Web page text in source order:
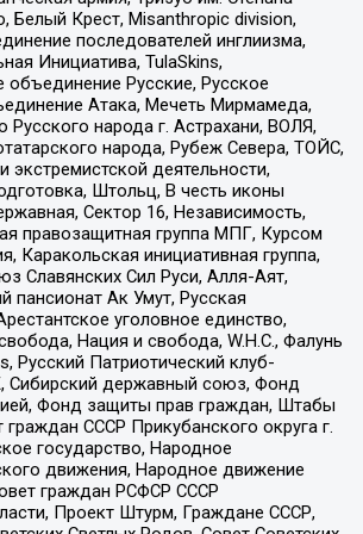
Белый Крест, Misanthropic division,
последователей инглиизма,
Инициатива, TulaSkins,
объединение Русские, Русское
Атака, Мечеть Мирмамеда,
народа г. Астрахани, ВОЛЯ,
народа, Рубеж Севера, ТОЙС,
экстремистской деятельности,
Штольц, В честь иконы
Сектор 16, Независимость,
правозащитная группа МПГ, Курсом
Каракольская инициативная группа,
Славянских Сил Руси, Алля-Аят,
пансионат Ак Умут, Русская
уголовное единство,
Нация и свобода, W.H.С., Фалунь
Русский Патриотический клуб-
Сибирский державный союз, Фонд
Фонд защиты прав граждан, Штабы
граждан СССР Прикубанского округа г.
государство, Народное
движения, Народное движение
граждан РСФСР СССР
Проект Штурм, Граждане СССР,